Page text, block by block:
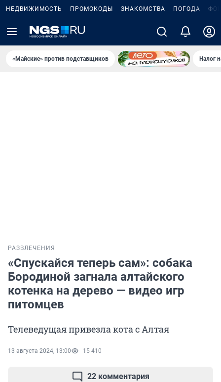
НЕДВИЖИМОСТЬ ПРОМОКОДЫ ЗНАКОМСТВА ПОГОДА
«Майские» против подставщиков Налог
РАЗВЛЕЧЕНИЯ
«Спускайся теперь сам»: собака
Бородиной загнала алтайского
котенка на дерево — видео игр
питомцев
Телеведущая привезла кота с Алтая
13 августа 2024, 13:00 15 410
22 комментария